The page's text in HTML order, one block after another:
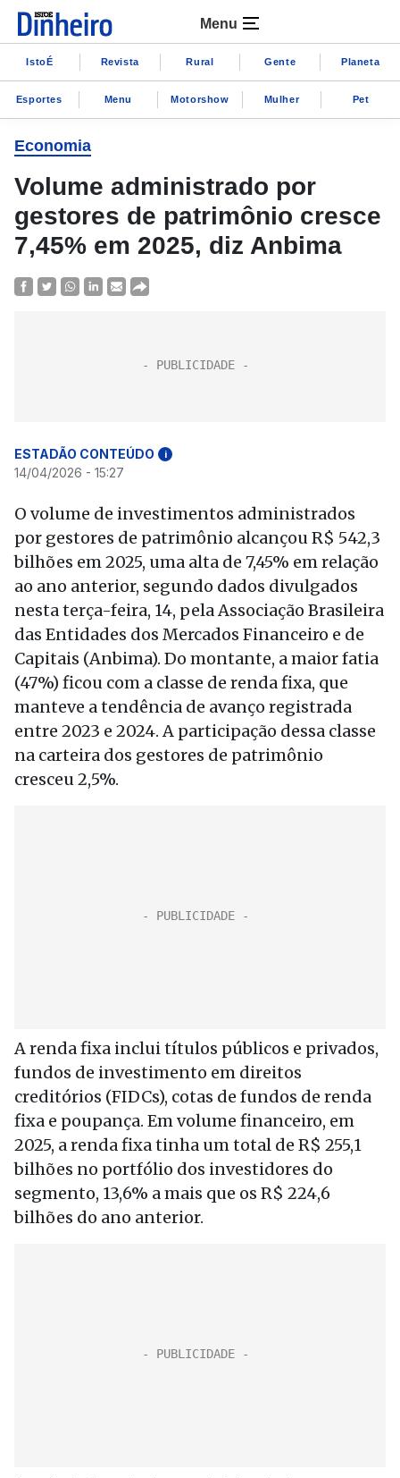
Menu
IstoÉ Revista Rural Gente Planeta
Esportes Menu Motorshow Mulher Pet
Economia
Volume administrado por
gestores de patrimônio cresce
7,45% em 2025, diz Anbima
ESTADÃO CONTEÚDO i
14/04/2026 - 15:27
O volume de investimentos administrados
por gestores de patrimônio alcançou R$ 542,3
bilhões em 2025, uma alta de 7,45% em relação
ao ano anterior, segundo dados divulgados
nesta terça-feira, 14, pela Associação Brasileira
das Entidades dos Mercados Financeiro e de
Capitais (Anbima). Do montante, a maior fatia
(47%) ficou com a classe de renda fixa, que
manteve a tendência de avanço registrada
entre 2023 e 2024. A participação dessa classe
na carteira dos gestores de patrimônio
cresceu 2,5%.
A renda fixa inclui títulos públicos e privados,
fundos de investimento em direitos
creditórios (FIDCs), cotas de fundos de renda
fixa e poupança. Em volume financeiro, em
2025, a renda fixa tinha um total de R$ 255,1
bilhões no portfólio dos investidores do
segmento, 13,6% a mais que os R$ 224,6
bilhões do ano anterior.